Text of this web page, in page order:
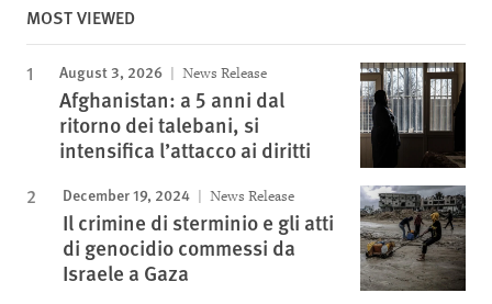
MOST VIEWED
August 3, 2026 News Release
Afghanistan: a 5 anni dal
ritorno dei talebani, si
intensifica l’attacco ai diritti
December 19, 2024 News Release
Il crimine di sterminio e gli atti
di genocidio commessi da
Israele a Gaza